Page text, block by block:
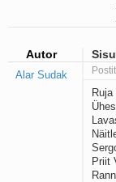
Mu
Ma
Aeg
Ih-
Laul
Nii
Mis
Autor Sisu
Alar Sudak
Priit